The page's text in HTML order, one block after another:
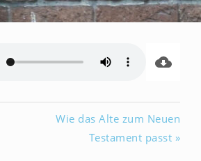
Wie das Alte zum Neuen
Testament passt »